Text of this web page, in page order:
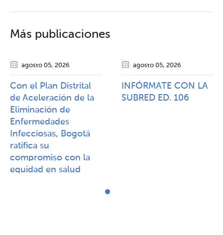
Más publicaciones
agosto 05, 2026
Con el Plan Distrital
de Aceleración de la
Eliminación de
Enfermedades
Infecciosas, Bogotá
ratifica su
compromiso con la
equidad en salud
agosto 05, 2026
INFÓRMATE CON LA
SUBRED ED. 106